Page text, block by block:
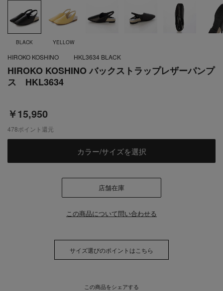
BLACK YELLOW
HIROKO KOSHINO バックストラップレザーパンプ
ス HKL3634
￥15,950
この商品をシェアする
HIROKO KOSHINO HKL3634 BLACK
478ポイント還元
カラー/サイズを選択
店舗在庫
この商品について問い合わせる
サイズ選びのポイントはこちら